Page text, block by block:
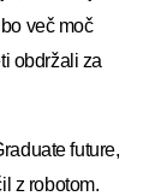
več moč
obdržali za
future,
z robotom.